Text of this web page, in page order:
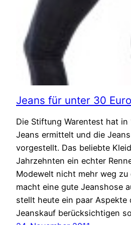
Jeans für unter 30 Euro
Die Stiftung Warentest hat in
Jeans ermittelt und die
vorgestellt. Das beliebte
Jahrzehnten ein echter
Modewelt nicht mehr weg zu
macht eine gute Jeanshose
stellt heute ein paar Aspekte
Jeanskauf berücksichtigen